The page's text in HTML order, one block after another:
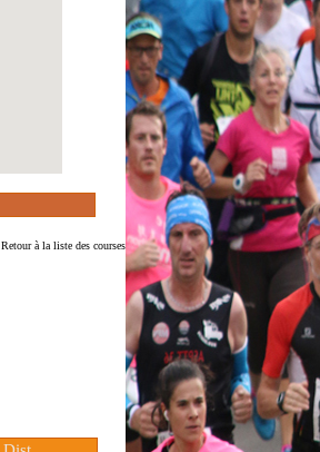
Retour à la liste des courses